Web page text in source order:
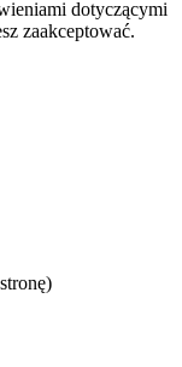
dotyczącymi
zaakceptować.